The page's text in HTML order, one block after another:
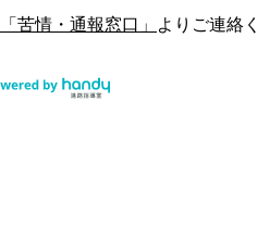
「苦情・通報窓口」
よりご連絡く